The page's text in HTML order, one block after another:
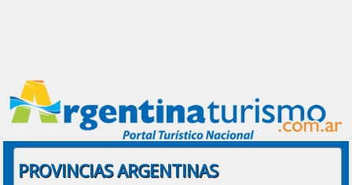
PROVINCIAS ARGENTINAS